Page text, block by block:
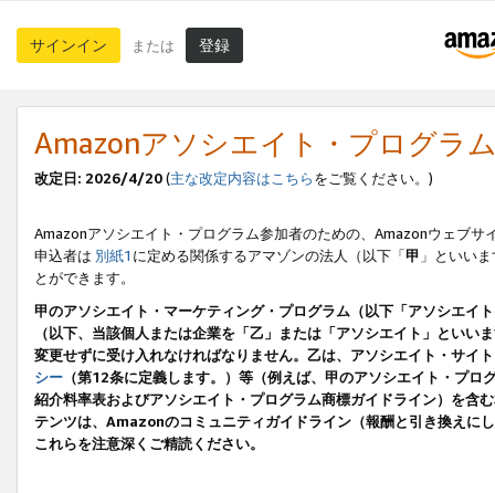
サインイン または 登録
Amazonアソシエイト・プログラ
改定日: 2026/4/20(主な改定内容はこちらをご覧ください。)
Amazonアソシエイト・プログラム参加者のための、Amazonウェブサ
申込者は 別紙1 に定める関係するアマゾンの法人（以下「甲 」といい
とができます。
甲のアソシエイト・マーケティング・プログラム（以下「アソシエイ
（以下、当該個人または企業を「乙」または「アソシエイト」とい
変更せずに受け入れなければなりません。乙は、アソシエイト・サイ
シー （第12条に定義します。）等（例えば、甲のアソシエイト・プ
紹介料率表およびアソシエイト・プログラム商標ガイドライン）を
テンツは、Amazonのコミュニティガイドライン（報酬と引き換えに
これらを注意深くご精読ください。